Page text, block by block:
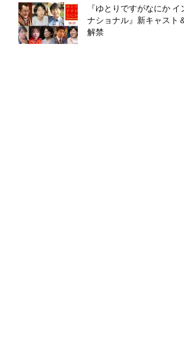
『ゆとりですがなにか イ
ナショナル』新キャスト
解禁